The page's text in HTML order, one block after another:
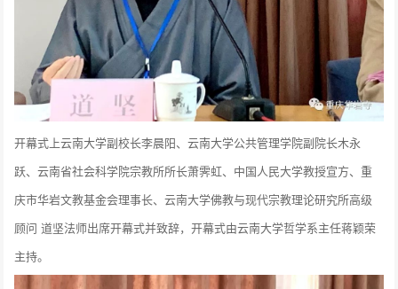
开幕式上云南大学副校长李晨阳、云南大学公共管理学院副院长木永
跃、云南省社会科学院宗教所所长萧霁虹、中国人民大学教授宣方、重
庆市华岩文教基金会理事长、云南大学佛教与现代宗教理论研究所高级
顾问 道坚法师出席开幕式并致辞，开幕式由云南大学哲学系主任蒋颖荣
主持。